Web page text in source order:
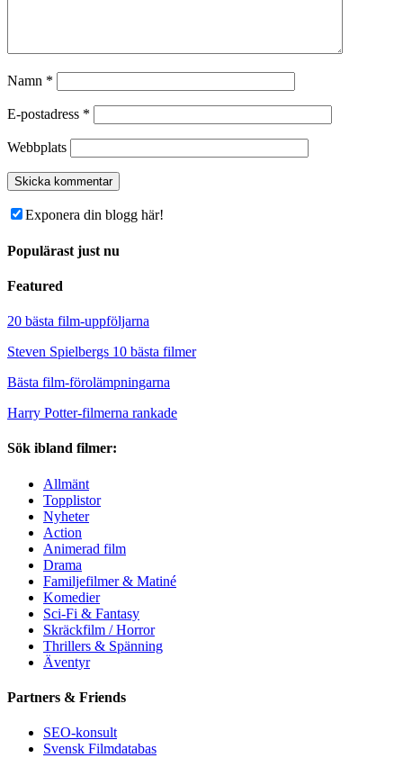
Namn *
E-postadress *
Webbplats
Exponera din blogg här!
Populärast just nu
Featured
20 bästa film-uppföljarna
Steven Spielbergs 10 bästa filmer
Bästa film-förolämpningarna
Harry Potter-filmerna rankade
Sök ibland filmer:
Allmänt
Topplistor
Nyheter
Action
Animerad film
Drama
Familjefilmer & Matiné
Komedier
Sci-Fi & Fantasy
Skräckfilm / Horror
Thrillers & Spänning
Äventyr
Partners & Friends
SEO-konsult
Svensk Filmdatabas